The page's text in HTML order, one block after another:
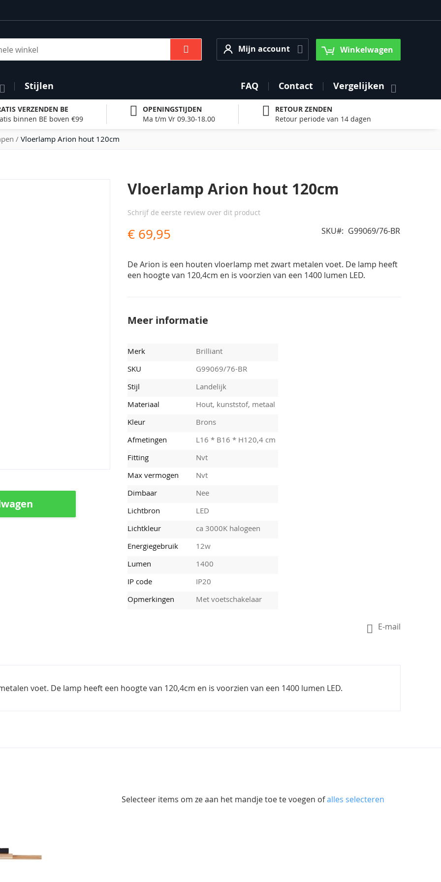
Mijn account
Mijn account Winkelwagen
Stijlen FAQ Contact Vergelijken
VERZENDEN BE
binnen BE boven €99
OPENINGSTIJDEN
Ma t/m Vr 09.30-18.00
RETOUR ZENDEN
Retour periode van 14 dagen
Vloerlamp Arion hout 120cm
Vloerlamp Arion hout 120cm
Schrijf de eerste review over dit product
€ 69,95 SKU G99069/76-BR
De Arion is een houten vloerlamp met zwart metalen voet. De lamp heeft
een hoogte van 120,4cm en is voorzien van een 1400 lumen LED.
Meer informatie
Merk
Brilliant
SKU
G99069/76-BR
Stijl
Landelijk
Materiaal
Hout, kunststof, metaal
Kleur
Brons
Afmetingen
L16 * B16 * H120,4 cm
Fitting
Nvt
Max vermogen
Nvt
Dimbaar
Nee
Lichtbron
LED
Lichtkleur
ca 3000K halogeen
Energiegebruik
12w
Lumen
1400
IP code
IP20
Opmerkingen
Met voetschakelaar
E-mail
voet. De lamp heeft een hoogte van 120,4cm en is voorzien van een 1400 lumen LED.
Selecteer items om ze aan het mandje toe te voegen ofalles selecteren